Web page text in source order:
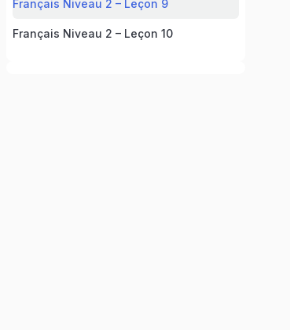
Français Niveau 2 – Leçon 9
Français Niveau 2 – Leçon 10